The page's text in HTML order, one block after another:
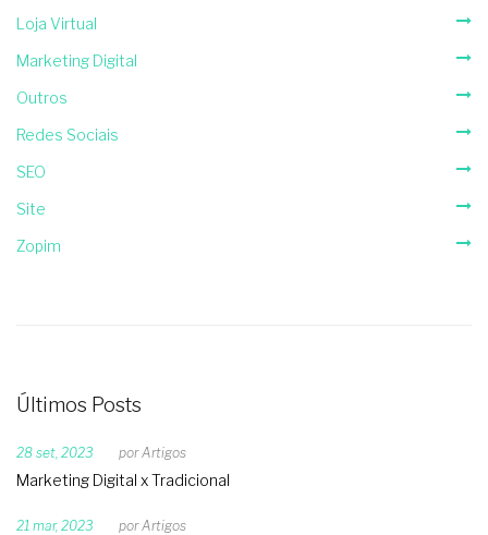
Loja Virtual
Marketing Digital
Outros
Redes Sociais
SEO
Site
Zopim
Últimos Posts
28 set, 2023 porArtigos
Marketing Digital x Tradicional
21 mar, 2023 porArtigos